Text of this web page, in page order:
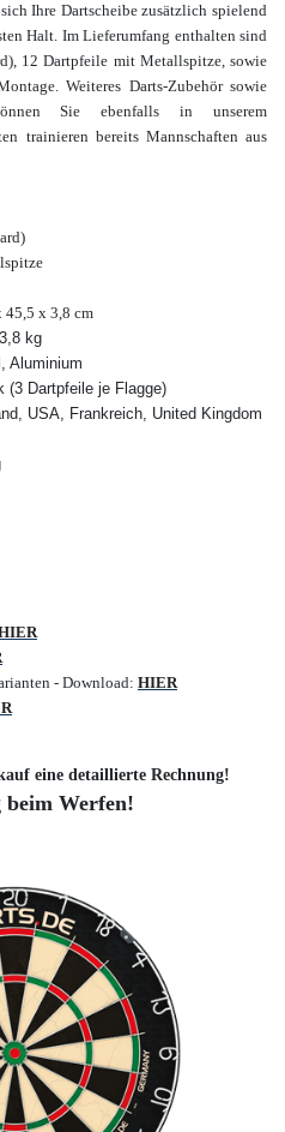
Ihre Dartscheibe zusätzlich spielend
Halt. Im Lieferumfang enthalten sind
12 Dartpfeile mit Metallspitze, sowie
Weiteres Darts-Zubehör sowie
Sie ebenfalls in unserem
trainieren bereits Mannschaften aus
45,5 x 3,8 cm
kg
Aluminium
(3 Dartpfeile je Flagge)
USA, Frankreich, United Kingdom
- Download: HIER
eine detaillierte Rechnung!
Werfen!